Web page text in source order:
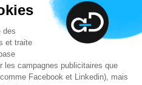
des
et traite
les campagnes publicitaires que
Facebook et Linkedin), mais
vos données, nous
aux urgences du monde